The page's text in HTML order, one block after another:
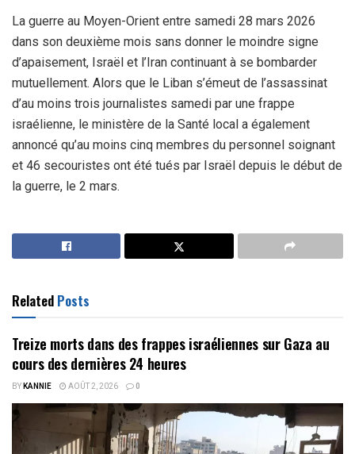
La guerre au Moyen-Orient entre samedi 28 mars 2026
dans son deuxième mois sans donner le moindre signe
d’apaisement, Israël et l’Iran continuant à se bombarder
mutuellement. Alors que le Liban s’émeut de l’assassinat
d’au moins trois journalistes samedi par une frappe
israélienne, le ministère de la Santé local a également
annoncé qu’au moins cinq membres du personnel soignant
et 46 secouristes ont été tués par Israël depuis le début de
la guerre, le 2 mars.
Related Posts
Treize morts dans des frappes israéliennes sur Gaza au
cours des dernières 24 heures
BYKANNIE AOÛT 2, 2026 0